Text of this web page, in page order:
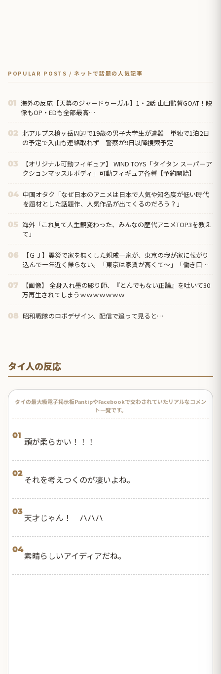
POPULAR POSTS / ネットで話題の人気記事
01 海外の反応【天幕のジャードゥーガル】1・2話 山田監督GOAT！映
像もOP・EDも全部最高…
02 北アルプス槍ヶ岳周辺で19歳の男子大学生が遭難 単独で1泊2日
の予定で入山も連絡取れず 警察が9日以降捜索予定
03
【オリジナル可動フィギュア】 WIND TOYS「タイタン スーパーア
クションマッスルボディ」可動フィギュア各種【予約開始】
04 中国オタク「なぜ日本のアニメは日本で人気や知名度が低い時代
を題材とした話題作、人気作品が出てくるのだろう？」
05 海外「これ見て人生観変わった、みんなの歴代アニメTOP3を教え
て」
06
【ＧＪ】震災で家を無くした親戚一家が、東京の我が家に転がり
込んで一年近く帰らない。「東京は家賃が高くて～」「働き口が
07
【画像】 全身入れ墨の彫り師、『とんでもない正論』を吐いて30
万再生されてしまうｗｗｗｗｗｗｗ
08 昭和戦隊のロボデザイン、配信で追って見ると…
タイ人の反応
タイの最大級電子掲示板PantipやFacebookで交わされていたリアルなコメン
ト一覧です。
01
頭が柔らかい！！！
02
それを考えつくのが凄いよね。
03
天才じゃん！ ハハハ
04
素晴らしいアイディアだね。